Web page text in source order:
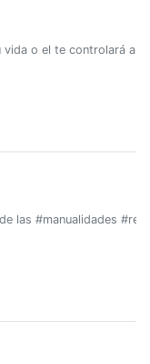
o el te controlará a ti
las #manualidades